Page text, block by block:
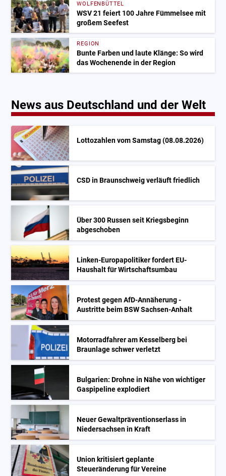
WOLFENBÜTTEL
WSV 21 feiert 100 Jahre Fümmelsee mit
großem Seefest
REGION
Bunte Farben und laute Klänge: So wird
das Wochenende in der Region
News aus Deutschland und der Welt
Lottozahlen vom Samstag (08.08.2026)
CSD in Braunschweig verläuft friedlich
Über 300 Russen seit Kriegsbeginn
abgeschoben
Linken-Europapolitiker fordert EU-
Haushalt für Wirtschaftsumbau
Protest gegen AfD-Annäherung -
Austritte beim BSW Sachsen-Anhalt
Motorradfahrer am Kesselberg bei
Braunlage schwer verletzt
Bulgarien: Drohne in Nähe von wichtiger
Gaspipeline explodiert
Neuer Gewaltpräventionserlass in
Niedersachsen in Kraft
Union kritisiert geplante
Steueränderung für Vereine